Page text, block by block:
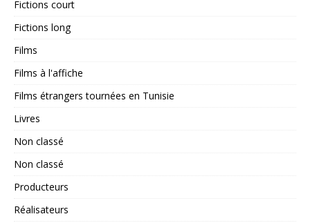
Fictions court
Fictions long
Films
Films à l'affiche
Films étrangers tournées en Tunisie
Livres
Non classé
Non classé
Producteurs
Réalisateurs